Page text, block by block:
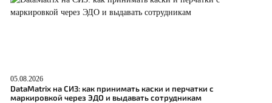
05.08.2026
DataMatrix на СИЗ: как принимать каски и перчатки с
маркировкой через ЭДО и выдавать сотрудникам